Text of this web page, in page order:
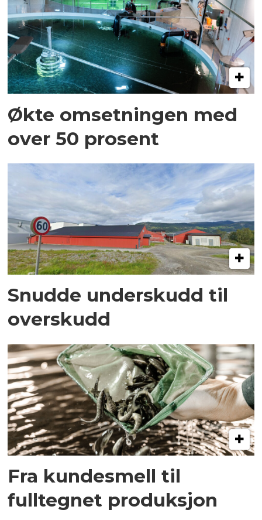
Økte omsetningen med
over 50 prosent
Snudde underskudd til
overskudd
Fra kundesmell til
fulltegnet produksjon